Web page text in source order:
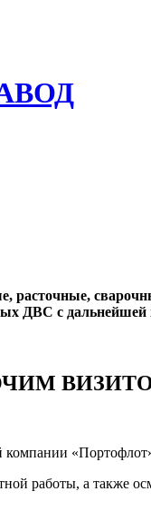
ДВС с дальнейшей
компании
работы, а также